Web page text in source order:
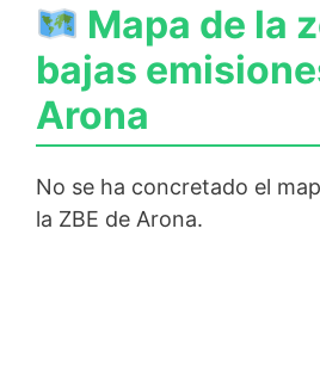
Mapa de la
bajas
Arona
No se ha concretado el
la ZBE de Arona.